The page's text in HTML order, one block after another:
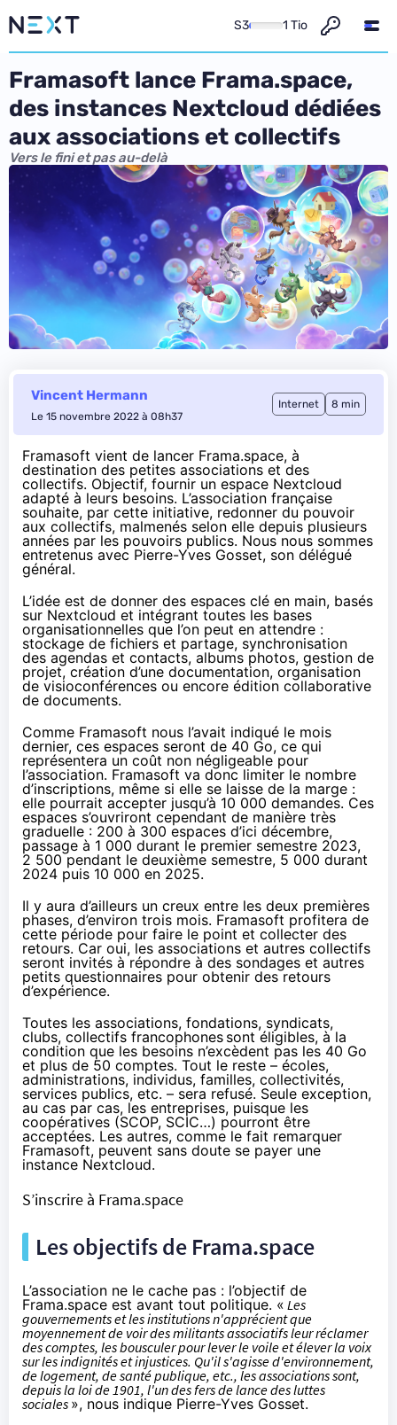
S3 1 Tio
Framasoft lance Frama.space,
des instances Nextcloud dédiées
aux associations et collectifs
Vers le fini et pas au-delà
Vincent Hermann
Le 15 novembre 2022 à 08h37
Internet 8 min
Framasoft vient de lancer Frama.space, à
destination des petites associations et des
collectifs. Objectif, fournir un espace Nextcloud
adapté à leurs besoins. L’association française
souhaite, par cette initiative, redonner du pouvoir
aux collectifs, malmenés selon elle depuis plusieurs
années par les pouvoirs publics. Nous nous sommes
entretenus avec Pierre-Yves Gosset, son délégué
général.
L’idée est de donner des espaces clé en main, basés
sur Nextcloud et intégrant toutes les bases
organisationnelles que l’on peut en attendre :
stockage de fichiers et partage, synchronisation
des agendas et contacts, albums photos, gestion de
projet, création d’une documentation, organisation
de visioconférences ou encore édition collaborative
de documents.
Comme Framasoft nous l’avait indiqué le mois
dernier, ces espaces seront de 40 Go, ce qui
représentera un coût non négligeable pour
l’association. Framasoft va donc limiter le nombre
d’inscriptions, même si elle se laisse de la marge :
elle pourrait accepter jusqu’à 10 000 demandes. Ces
espaces s’ouvriront cependant de manière très
graduelle : 200 à 300 espaces d’ici décembre,
passage à 1 000 durant le premier semestre 2023,
2 500 pendant le deuxième semestre, 5 000 durant
2024 puis 10 000 en 2025.
Il y aura d’ailleurs un creux entre les deux premières
phases, d’environ trois mois. Framasoft profitera de
cette période pour faire le point et collecter des
retours. Car oui, les associations et autres collectifs
seront invités à répondre à des sondages et autres
petits questionnaires pour obtenir des retours
d’expérience.
Toutes les associations, fondations, syndicats,
clubs, collectifs francophones sont éligibles, à la
condition que les besoins n’excèdent pas les 40 Go
et plus de 50 comptes. Tout le reste – écoles,
administrations, individus, familles, collectivités,
services publics, etc. – sera refusé. Seule exception,
au cas par cas, les entreprises, puisque les
coopératives (SCOP, SCIC…) pourront être
acceptées. Les autres, comme le fait remarquer
Framasoft, peuvent sans doute se payer une
instance Nextcloud.
S’inscrire à Frama.space
Les objectifs de Frama.space
L’association ne le cache pas : l’objectif de
Frama.space est avant tout politique. « Les
gouvernements et les institutions n'apprécient que
moyennement de voir des militants associatifs leur réclamer
des comptes, les bousculer pour lever le voile et élever la voix
sur les indignités et injustices. Qu'il s'agisse d'environnement,
de logement, de santé publique, etc., les associations sont,
depuis la loi de 1901, l'un des fers de lance des luttes
sociales », nous indique Pierre-Yves Gosset.